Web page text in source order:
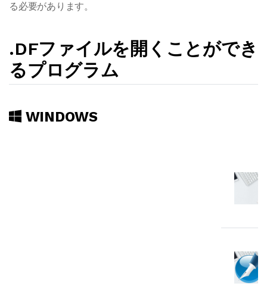
る必要があります。
.DFファイルを開くことができ
るプログラム
WINDOWS